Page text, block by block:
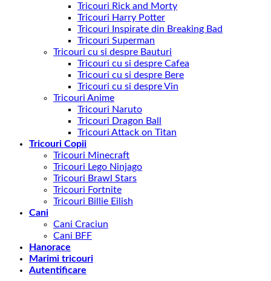
Tricouri Rick and Morty
Tricouri Harry Potter
Tricouri Inspirate din Breaking Bad
Tricouri Superman
Tricouri cu si despre Bauturi
Tricouri cu si despre Cafea
Tricouri cu si despre Bere
Tricouri cu si despre Vin
Tricouri Anime
Tricouri Naruto
Tricouri Dragon Ball
Tricouri Attack on Titan
Tricouri Copii
Tricouri Minecraft
Tricouri Lego Ninjago
Tricouri Brawl Stars
Tricouri Fortnite
Tricouri Billie Eilish
Cani
Cani Craciun
Cani BFF
Hanorace
Marimi tricouri
Autentificare